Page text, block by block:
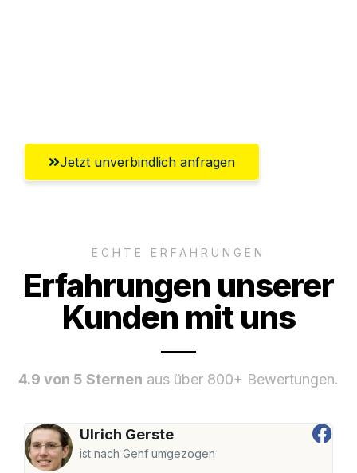
Jetzt unverbindlich anfragen
ECHTE ERFAHRUNGEN
Erfahrungen unserer
Kunden mit uns
4.9 von 5 Sternen aus über 800+ Bewertungen.
Ulrich Gerste
ist nach Genf umgezogen